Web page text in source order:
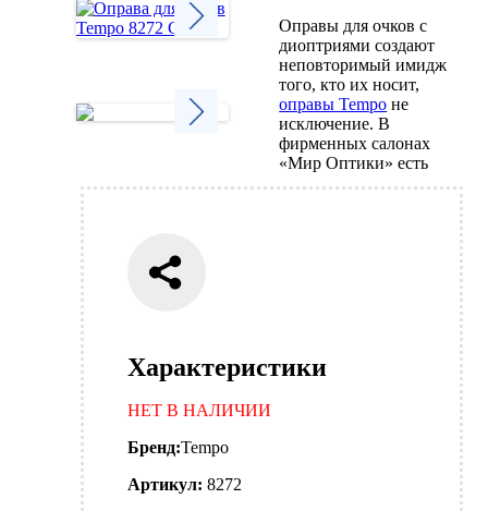
Характеристики
НЕТ В НАЛИЧИИ
Бренд:Tempo
Артикул: 8272
Оправы для очков с
диоптриями создают
неповторимый имидж
того, кто их носит,
оправы Tempo не
исключение. В
фирменных салонах
«Мир Оптики» есть